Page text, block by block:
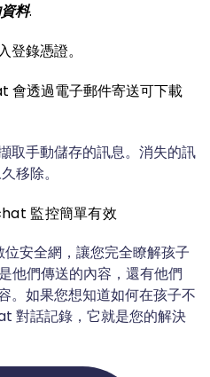
料.
錄憑證。
會透過電子郵件寄送可下載
取手動儲存的訊息。消失的訊
移除。
監控簡單有效
安全網，讓您完全瞭解孩子
他們傳送的內容，還有他們
。如果您想知道如何在孩子不
對話記錄，它就是您的解決